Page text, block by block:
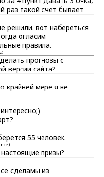
раз такой счет бывает
решили. вот набереться
огласим
правила.
)
прогнозы с
версии сайта?
крайней мере я не
55 человек.
)
настоящие призы?
сделамы из